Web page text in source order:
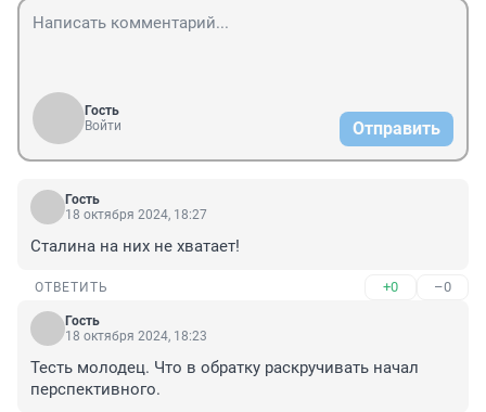
Гость
Войти
Отправить
Гость
18 октября 2024, 18:27
Сталина на них не хватает!
ОТВЕТИТЬ +0 –0
Гость
18 октября 2024, 18:23
Тесть молодец. Что в обратку раскручивать начал
перспективного.